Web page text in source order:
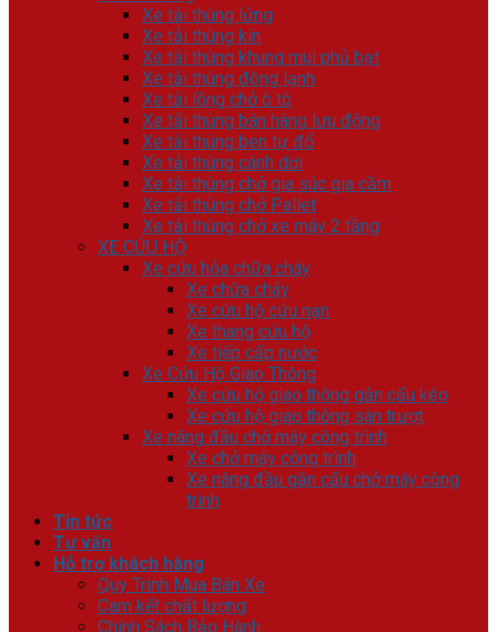
Xe tải thùng lửng
Xe tải thùng kín
Xe tải thùng khung mui phủ bạt
Xe tải thùng đông lạnh
Xe tải lồng chở ô tô
Xe tải thùng bán hàng lưu động
Xe tải thùng ben tự đổ
Xe tải thùng cánh dơi
Xe tải thùng chở gia súc gia cầm
Xe tải thùng chở Pallet
Xe tải thùng chở xe máy 2 tầng
XE CỨU HỘ
Xe cứu hỏa chữa cháy
Xe chữa cháy
Xe cứu hộ cứu nạn
Xe thang cứu hộ
Xe tiếp cấp nước
Xe Cứu Hộ Giao Thông
Xe cứu hộ giao thông gắn cẩu kéo
Xe cứu hộ giao thông sàn trượt
Xe nâng đầu chở máy công trình
Xe chở máy công trình
Xe nâng đầu gắn cẩu chở máy công
trình
Tin tức
Tư vấn
Hỗ trợ khách hàng
Quy Trình Mua Bán Xe
Cam kết chất lượng
Chính Sách Bảo Hành